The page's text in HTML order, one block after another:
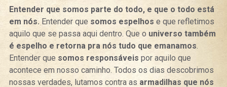
Entender que somos parte do todo, e que o todo está
em nós.Entender que somos espelhos e que refletimos
aquilo que se passa aqui dentro. Que o universo também
é espelho e retorna pra nós tudo que emanamos.
Entender que somos responsáveis por aquilo que
acontece em nosso caminho. Todos os dias descobrimos
nossas verdades, lutamos contra as armadilhas que nós